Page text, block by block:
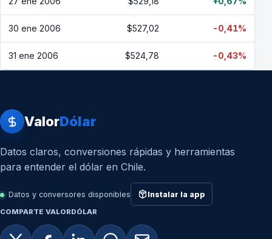
30 ene 2006 $527,02 -0,41%
31 ene 2006 $524,78 -0,43%
ValorDólar
Datos claros, conversiones rápidas y herramientas
para entender el dólar en Chile.
Datos y conversores disponibles Instalar la app
COMPARTE VALORDÓLAR